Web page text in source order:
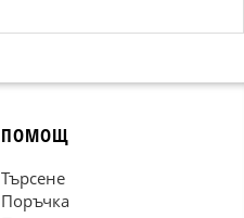
ПОМОЩ
Търсене
Поръчка